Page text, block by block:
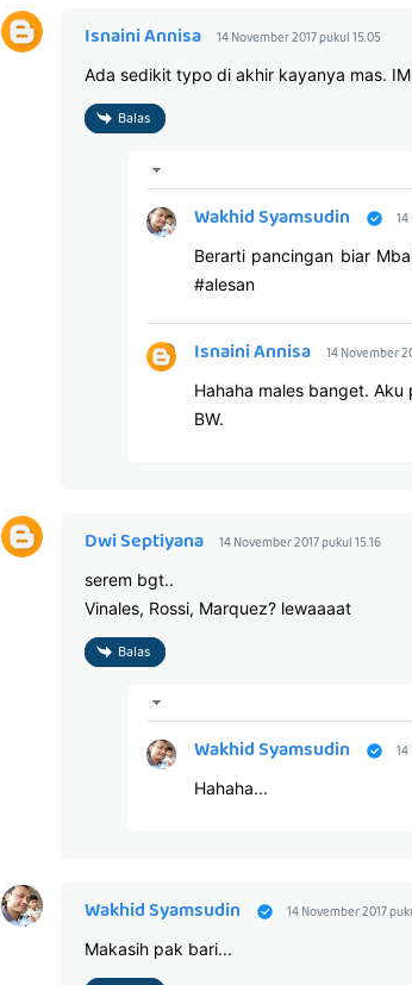
Isnaini Annisa 14 November 2017 pukul 15.05
Ada sedikit typo di akhir kayanya mas.
Balas
Wakhid Syamsudin
Berarti pancingan biar
#alesan
Isnaini Annisa 14 November
Hahaha males banget.
BW.
Dwi Septiyana 14 November 2017 pukul 15.16
serem bgt..
Vinales, Rossi, Marquez? lewaaaat
Balas
Wakhid Syamsudin
Hahaha...
Wakhid Syamsudin 14 November 2017
Makasih pak bari...